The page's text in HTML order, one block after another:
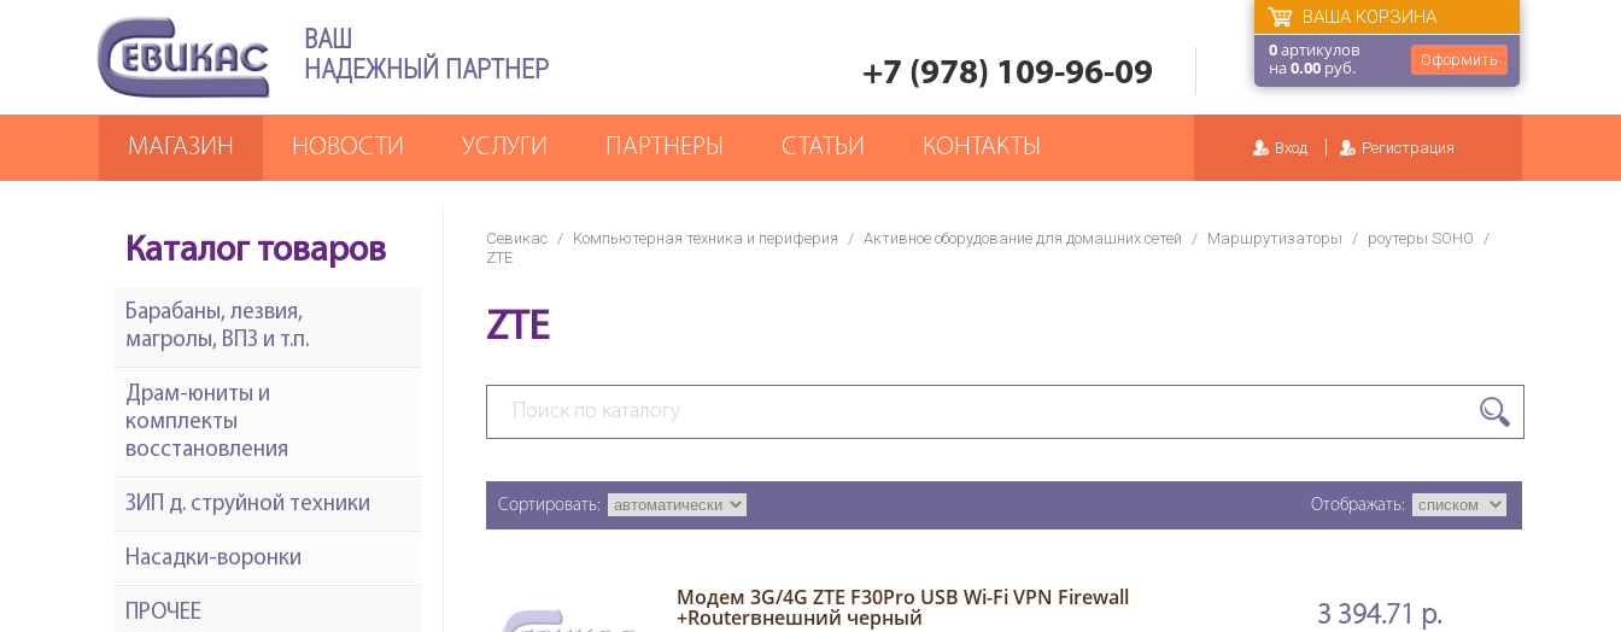
ВАШ
НАДЕЖНЫЙ ПАРТНЕР
+7 (978) 109-96-09 Оформить
ВАША КОРЗИНА
0артикулов
на0.00 руб.
Вход Регистрация
МАГАЗИН НОВОСТИ УСЛУГИ ПАРТНЕРЫ СТАТЬИ КОНТАКТЫ
Севикас / Компьютерная техника и периферия / Активное оборудование для домашних сетей / Маршрутизаторы / роутеры SOHO /
ZTE
ZTE
Сортировать: Отображать:
Модем 3G/4G ZTE F30Pro USB Wi-Fi VPN Firewall
+Routerвнешний черный 3 394.71 р.
Каталог товаров
Барабаны, лезвия,
магролы, ВПЗ и т.п.
Драм-юниты и
комплекты
восстановления
ЗИП д. струйной техники
Насадки-воронки
ПРОЧЕЕ